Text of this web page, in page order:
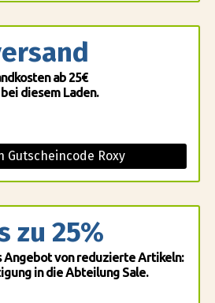
ab 25€
diesem Laden.
Gutscheincode Roxy
zu 25%
Angebot von reduzierte Artikeln:
in die Abteilung Sale.